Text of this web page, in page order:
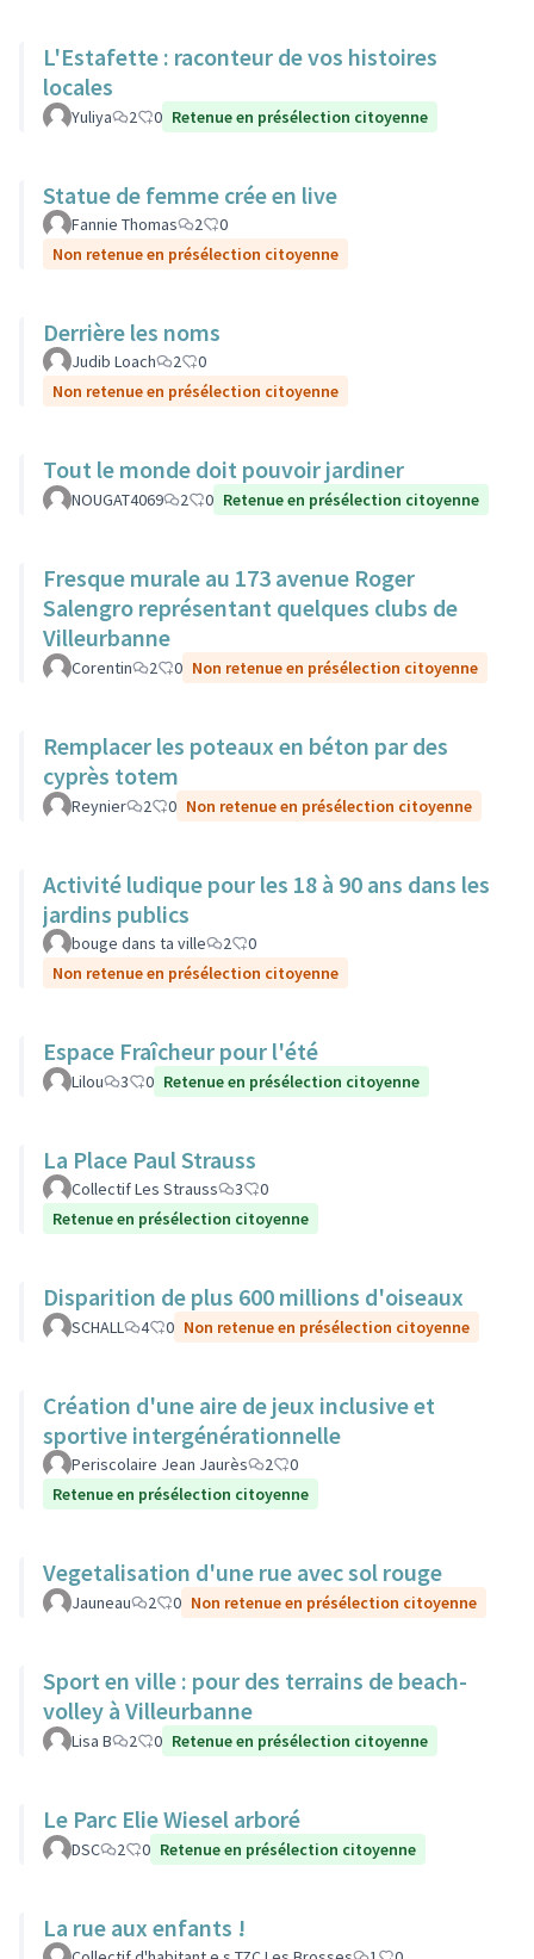
L'Estafette : raconteur de vos histoires
locales
Yuliya 2 0 Retenue en présélection citoyenne
Statue de femme crée en live
Fannie Thomas 2
0
Non retenue en présélection citoyenne
Derrière les noms
Judib Loach 2
0
Non retenue en présélection citoyenne
Tout le monde doit pouvoir jardiner
NOUGAT4069 2 0 Retenue en présélection citoyenne
Fresque murale au 173 avenue Roger
Salengro représentant quelques clubs de
Villeurbanne
Corentin 2 0 Non retenue en présélection citoyenne
Remplacer les poteaux en béton par des
cyprès totem
Reynier 2 0 Non retenue en présélection citoyenne
Activité ludique pour les 18 à 90 ans dans les
jardins publics
bouge dans ta ville 2
0
Non retenue en présélection citoyenne
Espace Fraîcheur pour l'été
Lilou 3 0 Retenue en présélection citoyenne
La Place Paul Strauss
Collectif Les Strauss 3
0
Retenue en présélection citoyenne
Disparition de plus 600 millions d'oiseaux
SCHALL 4 0 Non retenue en présélection citoyenne
Création d'une aire de jeux inclusive et
sportive intergénérationnelle
Periscolaire Jean Jaurès 2
0
Retenue en présélection citoyenne
Vegetalisation d'une rue avec sol rouge
Jauneau 2 0 Non retenue en présélection citoyenne
Sport en ville : pour des terrains de beach-
volley à Villeurbanne
Lisa B 2 0 Retenue en présélection citoyenne
Le Parc Elie Wiesel arboré
DSC 2 0 Retenue en présélection citoyenne
La rue aux enfants !